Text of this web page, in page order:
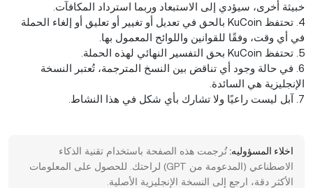
خبيثة أخرى، سيؤدي إلى الاستبعاد وربما استرداد المكافآت.
4. تحتفظ KuCoin بالحق في تعديل أو تغيير أو تعليق أو إلغاء الحملة
في أي وقت، وفقًا للقوانين واللوائح المعمول بها.
5. تحتفظ KuCoin بحق التفسير النهائي لهذه الحملة.
6. في حالة وجود أي تناقض بين النسخ المترجمة، تُعتبر النسخة
الإنجليزية هي السائدة.
7. آبل ليست راعيًا ولا تشارك بأي شكل في هذا النشاط.
اخلاء المسؤوليه:تُرجمت هذه الصفحة باستخدام تقنية الذكاء
الاصطناعي (المدعومة من GPT) لراحتك. للحصول على المعلومات
الأكثر دقة، ارجع إلى النسخة الإنجليزية الأصلية.